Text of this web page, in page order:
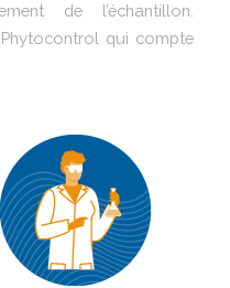
de l’échantillon.
qui compte